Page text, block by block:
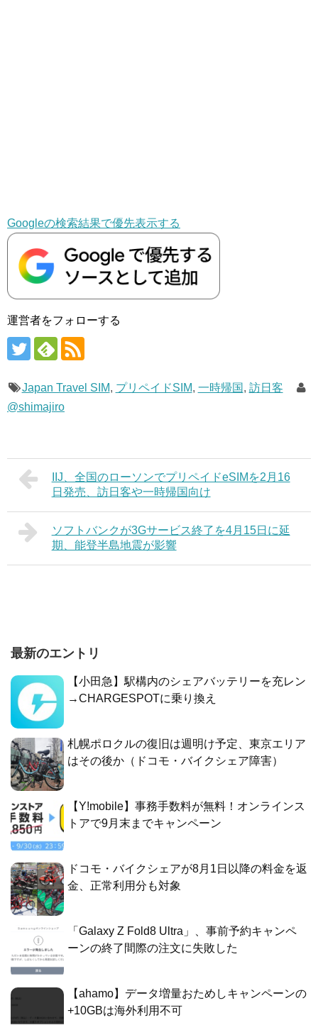
Googleの検索結果で優先表示する
運営者をフォローする
Japan Travel SIM, プリペイドSIM, 一時帰国 , 訪日客
@shimajiro
IIJ、全国のローソンでプリペイドeSIMを2月16
日発売、訪日客や一時帰国向け
ソフトバンクが3Gサービス終了を4月15日に延
期、能登半島地震が影響
最新のエントリ
【小田急】駅構内のシェアバッテリーを充レン
→CHARGESPOTに乗り換え
札幌ポロクルの復旧は週明け予定、東京エリア
はその後か（ドコモ・バイクシェア障害）
【Y!mobile】事務手数料が無料！オンラインス
トアで9月末までキャンペーン
ドコモ・バイクシェアが8月1日以降の料金を返
金、正常利用分も対象
「Galaxy Z Fold8 Ultra」、事前予約キャンペ
ーンの終了間際の注文に失敗した
【ahamo】データ増量おためしキャンペーンの
+10GBは海外利用不可